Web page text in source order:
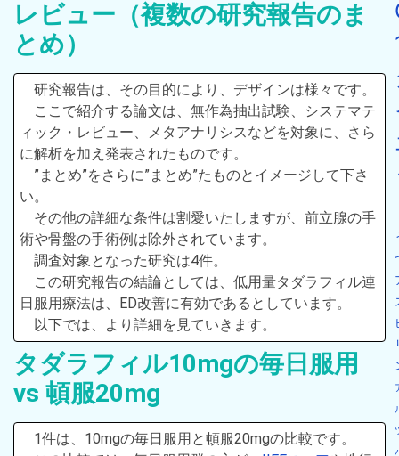
レビュー（複数の研究報告のま
とめ）
研究報告は、その目的により、デザインは様々です。
ここで紹介する論文は、無作為抽出試験、システマテ
ィック・レビュー、メタアナリシスなどを対象に、さら
に解析を加え発表されたものです。
”まとめ”をさらに”まとめ”たものとイメージして下さ
い。
その他の詳細な条件は割愛いたしますが、前立腺の手
術や骨盤の手術例は除外されています。
調査対象となった研究は4件。
この研究報告の結論としては、低用量タダラフィル連
日服用療法は、ED改善に有効であるとしています。
以下では、より詳細を見ていきます。
タダラフィル10mgの毎日服用
vs 頓服20mg
1件は、10mgの毎日服用と頓服20mgの比較です。